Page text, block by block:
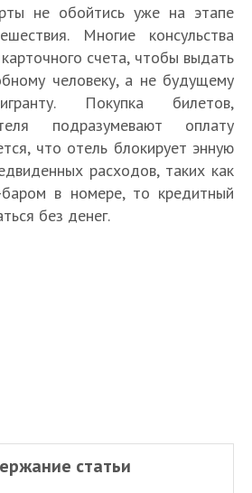
не обойтись уже на этапе
Многие консульства
счета, чтобы выдать
человеку, а не будущему
Покупка билетов,
подразумевают оплату
что отель блокирует энную
расходов, таких как
баром в номере, то кредитный
без денег.
статьи